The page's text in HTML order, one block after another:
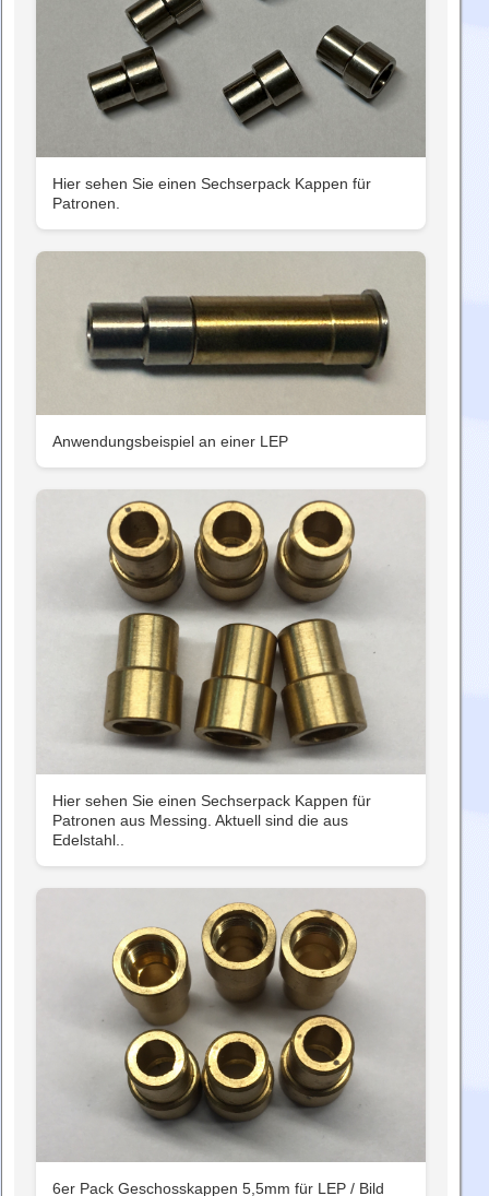
Hier sehen Sie einen Sechserpack Kappen für
Patronen.
Anwendungsbeispiel an einer LEP
Hier sehen Sie einen Sechserpack Kappen für
Patronen aus Messing. Aktuell sind die aus
Edelstahl..
6er Pack Geschosskappen 5,5mm für LEP / Bild